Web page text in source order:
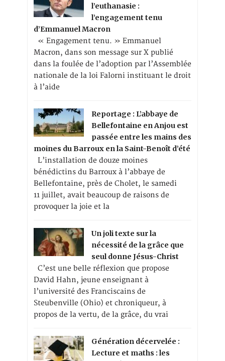
l’euthanasie :
l’engagement tenu
d’Emmanuel Macron
« Engagement tenu. » Emmanuel
Macron, dans son message sur X publié
dans la foulée de l’adoption par l’Assemblée
nationale de la loi Falorni instituant le droit
à l’aide
Reportage : L’abbaye de
Bellefontaine en Anjou est
passée entre les mains des
moines du Barroux en la Saint-Benoît d’été
L’installation de douze moines
bénédictins du Barroux à l’abbaye de
Bellefontaine, près de Cholet, le samedi
11 juillet, avait beaucoup de raisons de
provoquer la joie et la
Un joli texte sur la
nécessité de la grâce que
seul donne Jésus-Christ
C’est une belle réflexion que propose
David Hahn, jeune enseignant à
l’université des Franciscains de
Steubenville (Ohio) et chroniqueur, à
propos de la vertu, de la grâce, du vrai
Génération décervelée :
Lecture et maths : les